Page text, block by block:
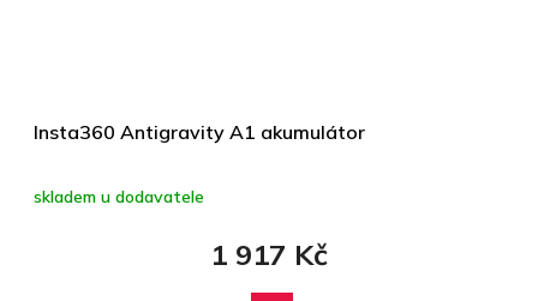
Insta360 Antigravity A1 akumulátor
skladem u dodavatele
1 917 Kč